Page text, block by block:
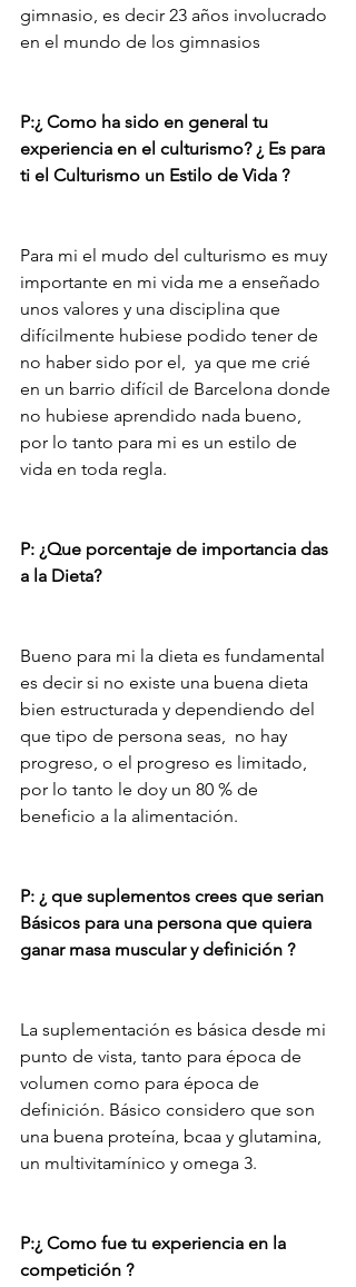
gimnasio, es decir 23 años involucrado
en el mundo de los gimnasios
P:¿ Como ha sido en general tu
experiencia en el culturismo? ¿ Es para
ti el Culturismo un Estilo de Vida ?
Para mi el mudo del culturismo es muy
importante en mi vida me a enseñado
unos valores y una disciplina que
difícilmente hubiese podido tener de
no haber sido por el,  ya que me crié
en un barrio difícil de Barcelona donde
no hubiese aprendido nada bueno,
por lo tanto para mi es un estilo de
vida en toda regla.
P: ¿Que porcentaje de importancia das
a la Dieta?
Bueno para mi la dieta es fundamental
es decir si no existe una buena dieta
bien estructurada y dependiendo del
que tipo de persona seas,  no hay
progreso, o el progreso es limitado,
por lo tanto le doy un 80 % de
beneficio a la alimentación.
P: ¿ que suplementos crees que serian
Básicos para una persona que quiera
ganar masa muscular y definición ?
La suplementación es básica desde mi
punto de vista, tanto para época de
volumen como para época de
definición. Básico considero que son
una buena proteína, bcaa y glutamina,
un multivitamínico y omega 3.
P:¿ Como fue tu experiencia en la
competición ?